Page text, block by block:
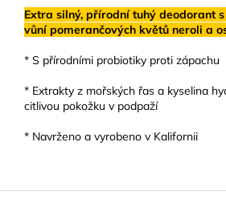
Extra silný, přírodní tuhý deodorant
vůní pomerančových květů neroli a
* S přírodními probiotiky proti zápachu
* Extrakty z mořských řas a kyselina
citlivou pokožku v podpaží
* Navrženo a vyrobeno v Kalifornii